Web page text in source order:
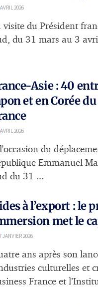
2026
visite du Président
du 31 mars au 3
Asie : 40
et en Corée
2026
du
Emmanuel
du 31 ...
à l’export : le
met le
JANVIER 2026
ans après son
culturelles et
France et